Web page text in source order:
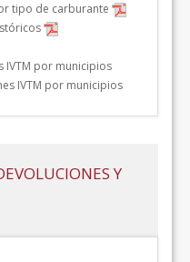
tipo de carburante
IVTM por municipios
IVTM por municipios
Y